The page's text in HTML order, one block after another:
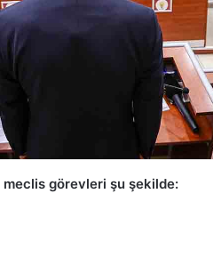
görevleri şu şekilde: